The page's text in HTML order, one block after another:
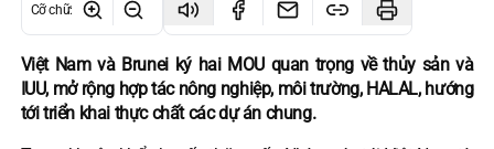
Cỡ chữ:
Việt Nam và Brunei ký hai MOU quan trọng về thủy sản và
IUU, mở rộng hợp tác nông nghiệp, môi trường, HALAL, hướng
tới triển khai thực chất các dự án chung.